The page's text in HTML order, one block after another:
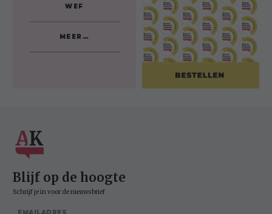
WEF
MEER…
Blijf op de hoogte
Schrijf je in voor de nieuwsbrief